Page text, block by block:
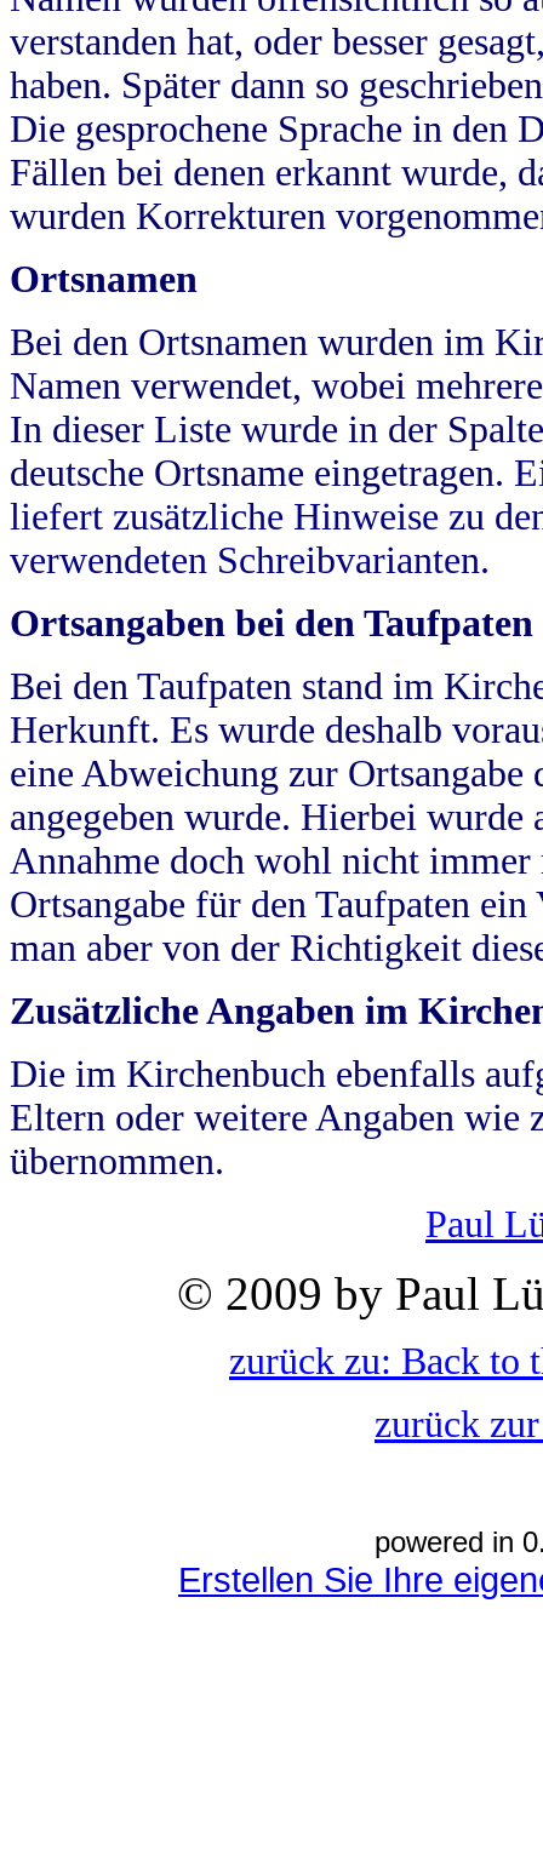
verstanden hat, oder besser
haben. Später dann so
Die gesprochene Sprache in
Fällen bei denen erkannt wurde,
wurden Korrekturen
Ortsnamen
Bei den Ortsnamen wurden im
Namen verwendet, wobei
In dieser Liste wurde in der
deutsche Ortsname eingetragen.
liefert zusätzliche Hinweise zu
verwendeten Schreibvarianten.
Ortsangaben bei den Taufpaten
Bei den Taufpaten stand im
Herkunft. Es wurde deshalb
eine Abweichung zur
angegeben wurde. Hierbei wurde
Annahme doch wohl nicht
Ortsangabe für den Taufpaten
man aber von der Richtigkeit
Zusätzliche Angaben im
Die im Kirchenbuch ebenfalls
Eltern oder weitere Angaben wie
übernommen.
Paul
© 2009 by Paul
zurück zu: Back to
zurück
powered in
Erstellen Sie Ihre